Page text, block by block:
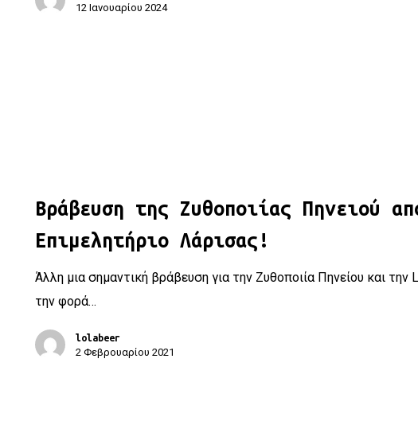
12 Ιανουαρίου 2024
Βράβευση της Ζυθοποιίας Πηνειού
Επιμελητήριο Λάρισας!
Άλλη μια σημαντική βράβευση για την Ζυθοποιία Πηνείου και την
την φορά…
lolabeer
2 Φεβρουαρίου 2021